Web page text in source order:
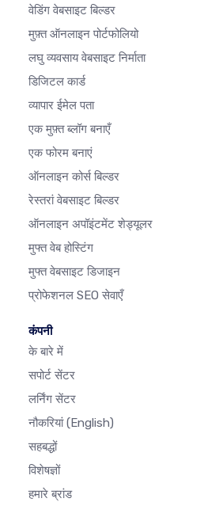
वेडिंग वेबसाइट बिल्डर
मुफ़्त ऑनलाइन पोर्टफोलियो
लघु व्यवसाय वेबसाइट निर्माता
डिजिटल कार्ड
व्यापार ईमेल पता
एक मुफ़्त ब्लॉग बनाएँ
एक फोरम बनाएं
ऑनलाइन कोर्स बिल्डर
रेस्तरां वेबसाइट बिल्डर
ऑनलाइन अपॉइंटमेंट शेड्यूलर
मुफ्त वेब होस्टिंग
मुफ्त वेबसाइट डिजाइन
प्रोफेशनल SEO सेवाएँ
कंपनी
के बारे में
सपोर्ट सेंटर
लर्निंग सेंटर
नौकरियां(English)
सहबद्धों
विशेषज्ञों
हमारे ब्रांड